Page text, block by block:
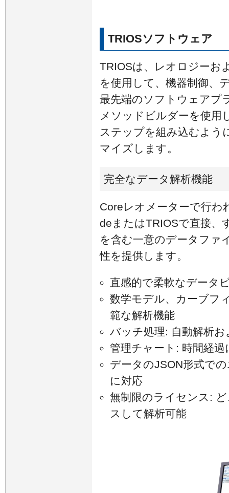
TRIOSソフトウェア
TRIOSは、レオロジーお
を使用して、機器制御、
最先端のソフトウェアプ
メソッドビルダーを使用
ステップを組み込むよう
マイズします。
完全なデータ解析機能
Coreレオメーターで行わ
deまたはTRIOSで直接、
を含む一意のデータファ
性を提供します。
直感的で柔軟なデータ
数学モデル、カーブフ
範な解析機能
バッチ処理: 自動解析
管理チャート: 時間経
データのJSON形式で
に対応
無制限のライセンス:
スして解析可能